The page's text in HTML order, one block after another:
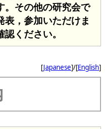
。その他の研究会で
表，参加いただけま
認ください。
[Japanese]/[English]